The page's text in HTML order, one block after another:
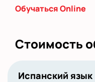
Обучаться Online
Стоимость
Испанский язык